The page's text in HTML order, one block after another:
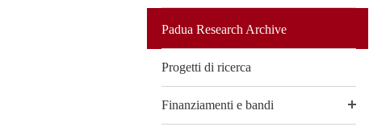
Padua Research Archive
Progetti di ricerca
Finanziamenti e bandi